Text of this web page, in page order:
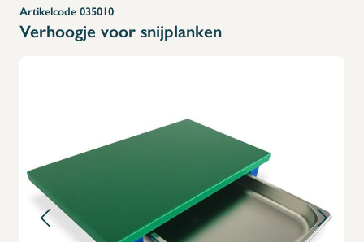
Artikelcode 035010
Verhoogje voor snijplanken